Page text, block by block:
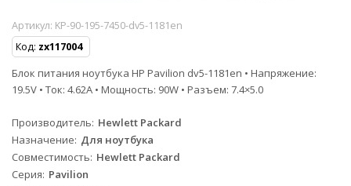
Артикул: KP-90-195-7450-dv5-1181en
Код: zx117004
Блок питания ноутбука HP Pavilion dv5-1181en • Напряжение:
19.5V • Ток: 4.62A • Мощность: 90W • Разъем: 7.4×5.0
Производитель Hewlett Packard
Назначение Для ноутбука
Совместимость Hewlett Packard
Серия Pavilion